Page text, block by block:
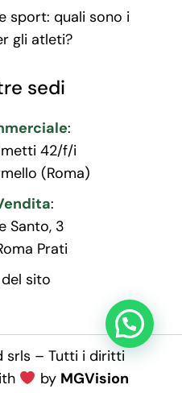
sport: quali sono i
gli atleti?
sedi
:
42/f/i
(Roma)
:
Santo, 3
Prati
sito
srls – Tutti i diritti
by MGVision